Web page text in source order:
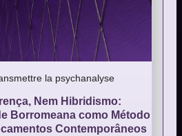
la psychanalyse
Nem Hibridismo:
Borromeana como Método
Contemporâneos